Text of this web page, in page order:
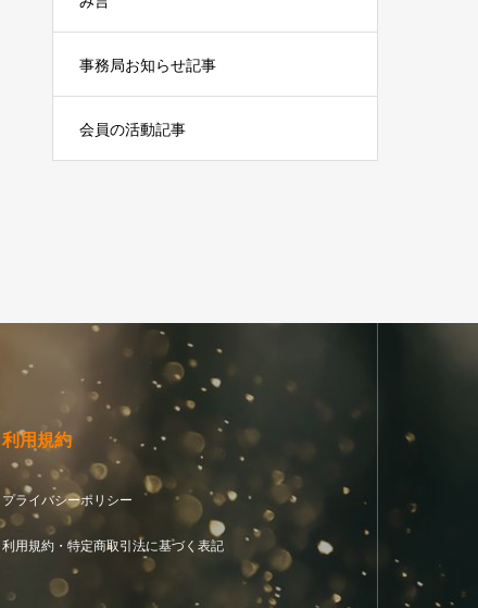
事務局お知らせ記事
会員の活動記事
利用規約
プライバシーポリシー
利用規約・特定商取引法に基づく表記